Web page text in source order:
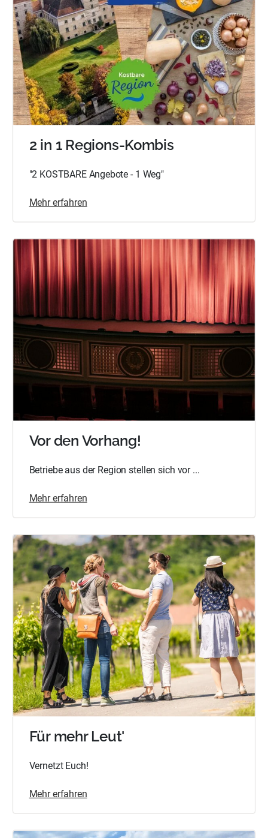
2 in 1 Regions-Kombis
"2 KOSTBARE Angebote - 1 Weg"
Mehr erfahren
Vor den Vorhang!
Betriebe aus der Region stellen sich vor ...
Mehr erfahren
Für mehr Leut'
Vernetzt Euch!
Mehr erfahren